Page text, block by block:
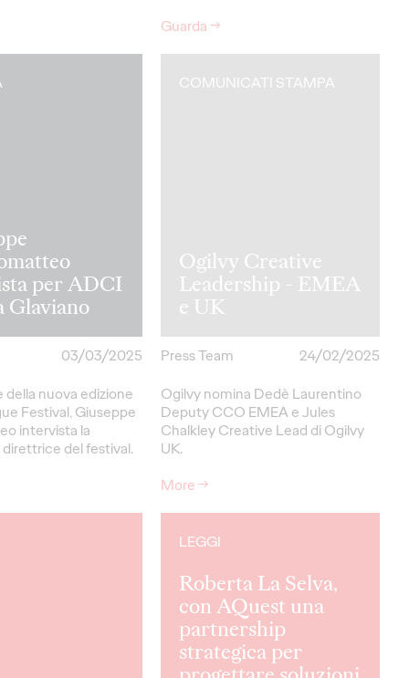
Guarda→
per ADCI
Glaviano
03/03/2025
della nuova edizione
Festival, Giuseppe
intervista la
del festival.
COMUNICATI STAMPA
Ogilvy Creative
Leadership - EMEA
e UK
Press Team
24/02/2025
Ogilvy nomina Dedè Laurentino
Deputy CCO EMEA e Jules
Chalkley Creative Lead di Ogilvy
UK.
More→
LEGGI
Roberta La Selva,
con AQuest una
partnership
strategica per